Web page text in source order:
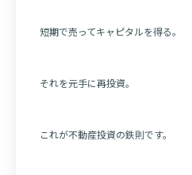
短期で売ってキャピタルを得る。
それを元手に再投資。
これが不動産投資の鉄則です。